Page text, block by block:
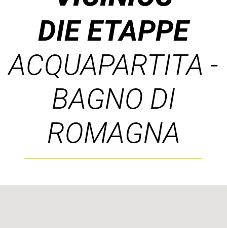
DIE ETAPPE
ACQUAPARTITA -
BAGNO DI
ROMAGNA